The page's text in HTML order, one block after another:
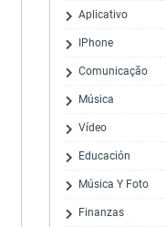
Aplicativo
IPhone
Comunicação
Música
Vídeo
Educación
Música Y Foto
Finanzas